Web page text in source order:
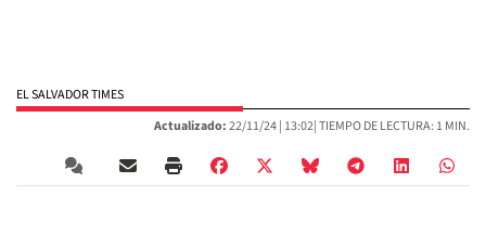
EL SALVADOR TIMES
Actualizado:22/11/24 | 13:02| TIEMPO DE LECTURA: 1 MIN.